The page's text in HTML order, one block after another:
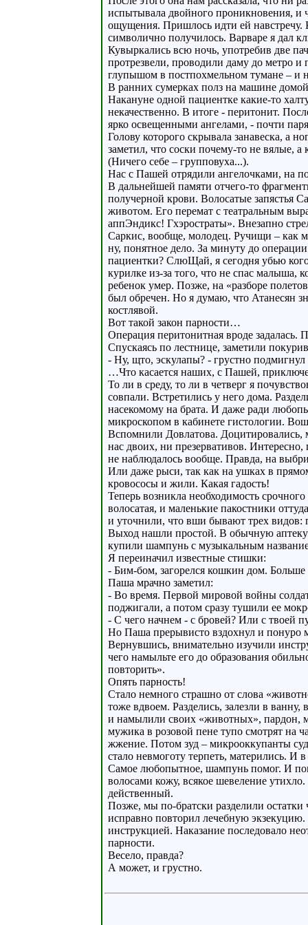
испытывала двойного проникновения, и
ощущения. Пришлось идти ей
символично получилось. Варваре я дал
Кувыркались всю ночь, употребив две
протрезвели, проводили даму до метро
глупышом в постпохмельном тумане – и
В ранних сумерках полз на машине
Накануне одной пациентке какие-то
некачественно. В итоге - перитонит.
ярко освещенными ангелами, - почти
Голову которого скрывала занавеска, а
заметил, что соски почему-то не вялые,
(Ничего себе – групповуха...).
Нас с Пашей отрядили ангелочками, на
В дальнейшей памяти отчего-то
получерной крови. Волосатые запястья
животом. Его перемат с театральным
аппЭндикс! Гхэростраты». Внезапно
Саркис, вообще, молодец. Ручищи – как
ну, понятное дело. За минуту до
пациентки? СлюЩай, я сегодня убью
курилке из-за того, что не спас малыша,
ребенок умер. Позже, на «разборе
был обречен. Но я думаю, что Атанесян
костлявой.
Вот такой закон парности…
Операция перитонитная вроде
Спускаясь по лестнице, заметили
- Ну, щто, эскулапы? - грустно
…Что касается наших, с Пашей,
То ли в среду, то ли в четверг я
совпали. Встретились у него дома.
насекомому на брата. И даже ради
микроскопом в кабинете гистологии.
Вспомнили Довлатова. Доцитировались,
нас двоих, ни презервативов.
не наблюдалось вообще. Правда, на
Или даже рыси, так как на ушках в
кровососы и жили. Какая гадость!
Теперь возникла необходимость
волосатая, и маленькие пакостники
и уточнили, что вши бывают трех видов:
Выход нашли простой. В обычную
купили шампунь с музыкальным
Я переиначил известные стишки:
- Бим-бом, загорелся кошкин дом.
Паша мрачно заметил:
- Во время. Первой мировой войны
поджигали, а потом сразу тушили ее
- С чего начнем - с бровей? Или с твоей
Но Паша прерывисто вздохнул и понуро
Вернувшись, внимательно изучили
чего намыльте его до образования
повторить».
Опять парность!
Стало немного страшно от слова
тоже вдвоем. Разделись, залезли в
и намылили своих «животных», пардон,
мужика в розовой пене тупо смотрят на
жжение. Потом зуд – микрооккупанты
стало невмоготу терпеть, матерились.
Самое любопытное, шампунь помог. И
волосами кожу, всякое шевеление
действенный.
Позже, мы по-братски разделили остатки
исправно повторил лечебную
инструкцией. Наказание последовало
парности.
Весело, правда?
А может, и грустно.